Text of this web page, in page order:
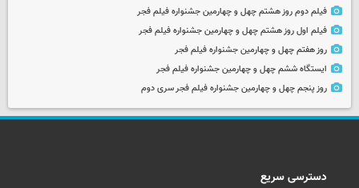
فیلم دوم روز هشتم چهل و چهارمین جشنواره فیلم فجر
فیلم اول روز هشتم چهل و چهارمین جشنواره فیلم فجر
روز هفتم چهل و چهارمین جشنواره فیلم فجر
ایستگاه ششم چهل و چهارمین جشنواره فیلم فجر
روز پنجم چهل و چهارمین جشنواره فیلم فجر سری دوم
دسترسی سریع